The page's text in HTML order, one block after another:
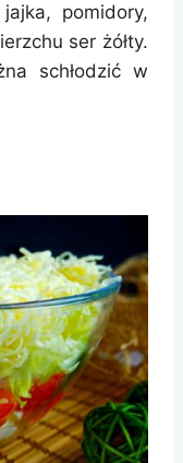
pomidory,
ser żółty.
schłodzić w